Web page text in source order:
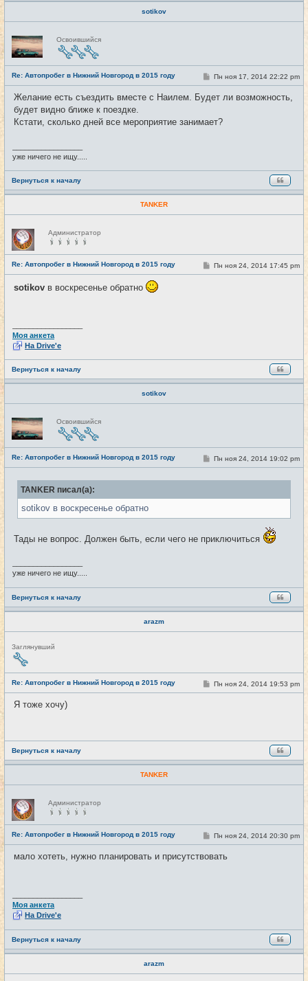
sotikov
Н
е
в
с
е
т
и
Освоившийся
Re: Автопробег в Нижний Новгород в 2015 году #15
С
о
б
н
Пн ноя 17, 2014 22:22 pm
Желание есть съездить вместе с Наилем. Будет ли возможность,
будет видно ближе к поездке.
Кстати, сколько дней все мероприятие занимает?
уже ничего не ищу.....
Вернуться к началу
TANKER
Н
е
в
с
е
т
и
Администратор
Re: Автопробег в Нижний Новгород в 2015 году #16
С
о
Пн ноя 24, 2014 17:45 pm
sotikov в воскресенье обратно
Моя анкета
На Drive'e
Вернуться к началу
sotikov
Н
е
в
с
е
т
и
Освоившийся
Re: Автопробег в Нижний Новгород в 2015 году #17
С
о
б
е
Пн ноя 24, 2014 19:02 pm
TANKER писал(а):
sotikov в воскресенье обратно
Тады не вопрос. Должен быть, если чего не приключиться
уже ничего не ищу.....
Вернуться к началу
arazm
Н
е
в
т
и
Заглянувший
Re: Автопробег в Нижний Новгород в 2015 году #18
С
о
и
Пн ноя 24, 2014 19:53 pm
Я тоже хочу)
Вернуться к началу
TANKER
Н
е
в
с
е
т
и
Администратор
Re: Автопробег в Нижний Новгород в 2015 году #19
С
о
б
Пн ноя 24, 2014 20:30 pm
мало хотеть, нужно планировать и присутствовать
Моя анкета
На Drive'e
Вернуться к началу
arazm